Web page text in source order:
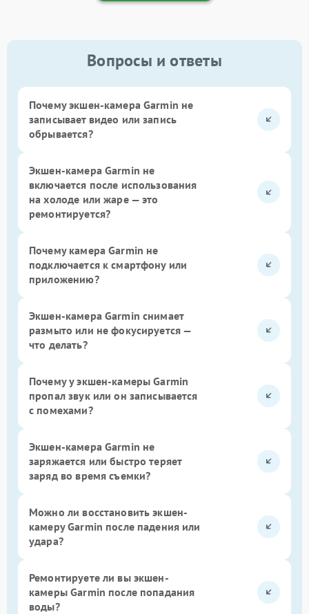
Вопросы и ответы
Почему экшен-камера Garmin не
записывает видео или запись
обрывается?
Экшен-камера Garmin не
включается после использования
на холоде или жаре — это
ремонтируется?
Почему камера Garmin не
подключается к смартфону или
приложению?
Экшен-камера Garmin снимает
размыто или не фокусируется —
что делать?
Почему у экшен-камеры Garmin
пропал звук или он записывается
с помехами?
Экшен-камера Garmin не
заряжается или быстро теряет
заряд во время съемки?
Можно ли восстановить экшен-
камеру Garmin после падения или
удара?
Ремонтируете ли вы экшен-
камеры Garmin после попадания
воды?